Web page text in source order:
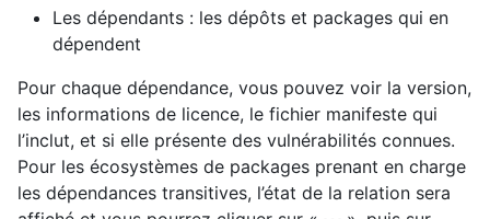
Les dépendants : les dépôts et packages qui en
dépendent
Pour chaque dépendance, vous pouvez voir la version,
les informations de licence, le fichier manifeste qui
l’inclut, et si elle présente des vulnérabilités connues.
Pour les écosystèmes de packages prenant en charge
les dépendances transitives, l’état de la relation sera